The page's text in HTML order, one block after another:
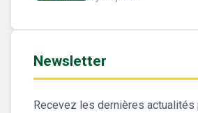
Newsletter
Recevez les dernières actualités